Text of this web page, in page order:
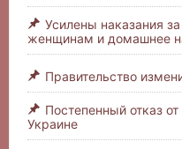
Усилены наказания
женщинам и домашнее
Правительство
Постепенный отказ
Украине